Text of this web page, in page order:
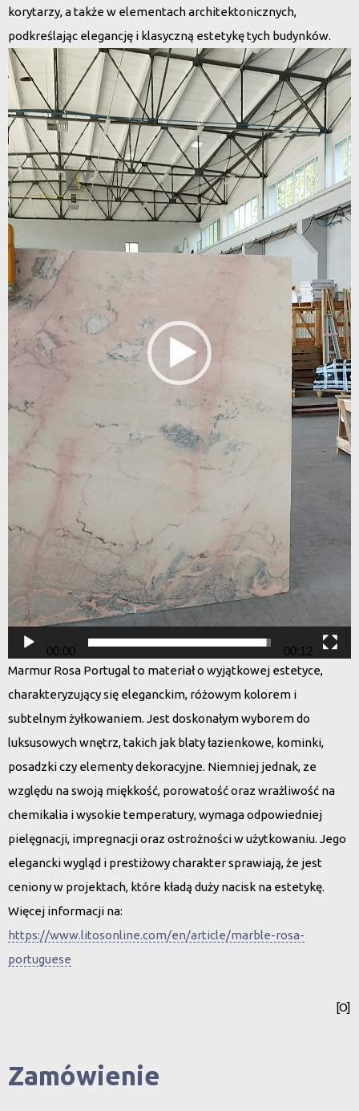
korytarzy, a także w elementach architektonicznych,
podkreślając elegancję i klasyczną estetykę tych budynków.
Odtwarzacz
video
00:00
00:12
Marmur Rosa Portugal to materiał o wyjątkowej estetyce,
charakteryzujący się eleganckim, różowym kolorem i
subtelnym żyłkowaniem. Jest doskonałym wyborem do
luksusowych wnętrz, takich jak blaty łazienkowe, kominki,
posadzki czy elementy dekoracyjne. Niemniej jednak, ze
względu na swoją miękkość, porowatość oraz wrażliwość na
chemikalia i wysokie temperatury, wymaga odpowiedniej
pielęgnacji, impregnacji oraz ostrożności w użytkowaniu. Jego
elegancki wygląd i prestiżowy charakter sprawiają, że jest
ceniony w projektach, które kładą duży nacisk na estetykę.
Więcej informacji na:
https://www.litosonline.com/en/article/marble-rosa-
portuguese
[O]
Zamówienie